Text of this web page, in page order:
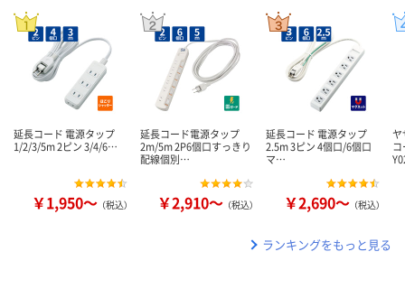
延長コード 電源タップ
1/2/3/5m 2ピン 3/4/6…
￥1,950～ （税込）
延長コード電源タップ
2m/5m 2P6個口すっきり
配線個別…
￥2,910～ （税込）
延長コード 電源タップ
2.5m 3ピン 4個口/6個口
マ…
￥2,690～ （税込）
ヤ
ランキングをもっと見る